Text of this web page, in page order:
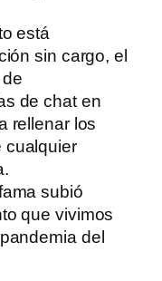
está
sin cargo, el
de chat en
rellenar los
cualquier
subió
que vivimos
del